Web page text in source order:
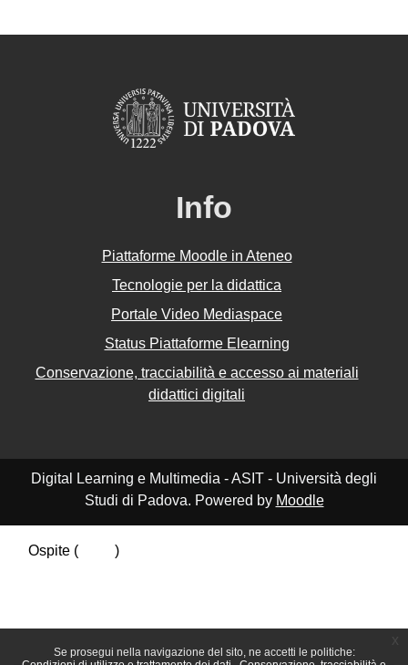
Se prosegui nella navigazione del sito, ne accetti le politiche:
Info
Piattaforme Moodle in Ateneo
Tecnologie per la didattica
Portale Video Mediaspace
Status Piattaforme Elearning
Conservazione, tracciabilità e accesso ai materiali
didattici digitali
Digital Learning e Multimedia - ASIT - Università degli
Studi di Padova. Powered by Moodle
Ospite (
)